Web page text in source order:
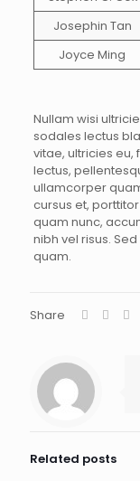
Josephin Tan
Joyce Ming
Nullam wisi
sodales lectus
vitae, ultricies eu,
lectus,
ullamcorper
cursus et,
quam nunc,
nibh vel risus.
quam.
Share
Related posts